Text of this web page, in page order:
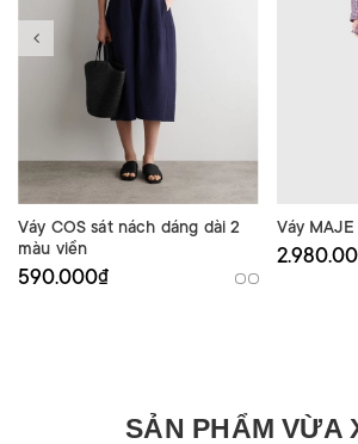
Váy COS sát nách dáng dài 2
màu viền
590.000₫
Váy
SẢN PHẨM VỪA